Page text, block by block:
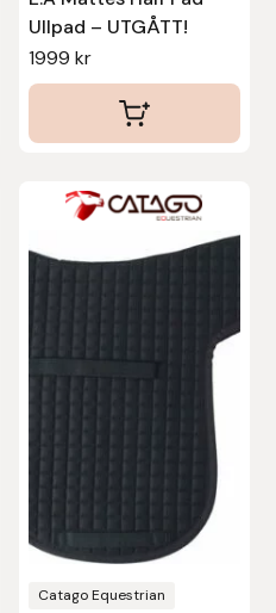
Ullpad – UTGÅTT!
1999 kr
Catago Equestrian
produkten
varianter.
alternativen
kan
väljas
på
produktsidan